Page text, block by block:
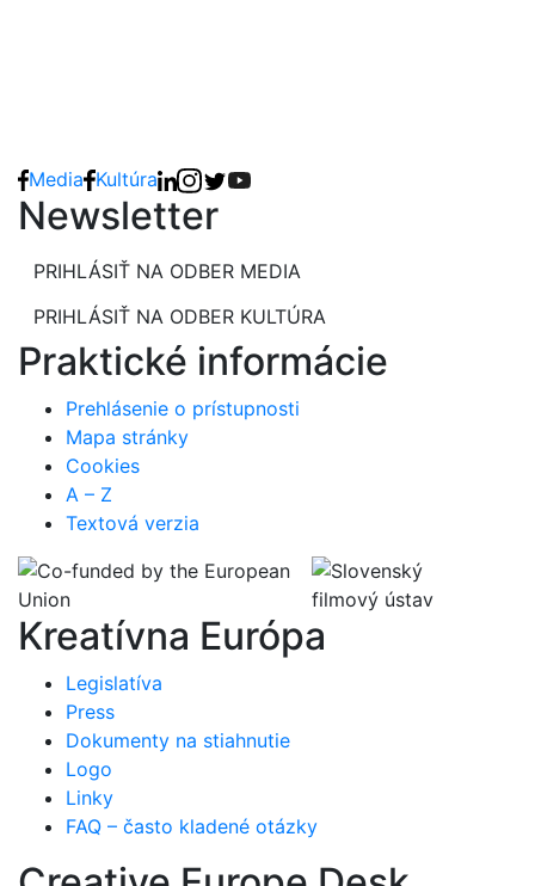
Media Kultúra
Newsletter
PRIHLÁSIŤ NA ODBER MEDIA
PRIHLÁSIŤ NA ODBER KULTÚRA
Praktické informácie
Prehlásenie o prístupnosti
Mapa stránky
Cookies
A – Z
Textová verzia
Kreatívna Európa
Legislatíva
Press
Dokumenty na stiahnutie
Logo
Linky
FAQ – často kladené otázky